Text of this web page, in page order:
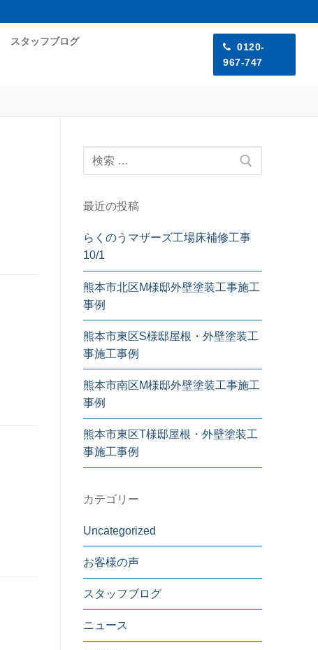
スタッフブログ
0120-
967-747
最近の投稿
らくのうマザーズ工場床補修工事
10/1
熊本市北区M様邸外壁塗装工事施工
事例
熊本市東区S様邸屋根・外壁塗装工
事施工事例
熊本市南区M様邸外壁塗装工事施工
事例
熊本市東区T様邸屋根・外壁塗装工
事施工事例
カテゴリー
Uncategorized
お客様の声
スタッフブログ
ニュース